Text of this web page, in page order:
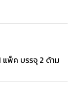
แพ็ค บรรจุ 2 ด้าม